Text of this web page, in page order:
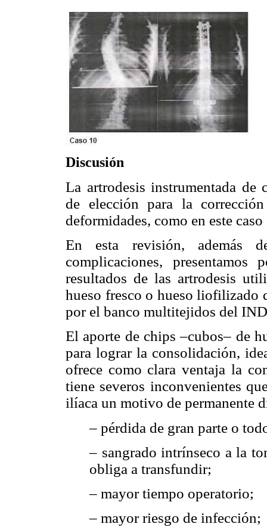
Discusión
La artrodesis instrumentada de
de elección para la
deformidades, como en este
En esta revisión, además
complicaciones,
resultados de las artrodesis
hueso fresco o hueso
por el banco multitejidos del
El aporte de chips –cubos– de
para lograr la consolidación,
ofrece como clara ventaja la
tiene severos inconvenientes
ilíaca un motivo de permanente
– pérdida de gran parte o
– sangrado intrínseco a la
obliga a transfundir;
– mayor tiempo operatorio;
– mayor riesgo de infección;